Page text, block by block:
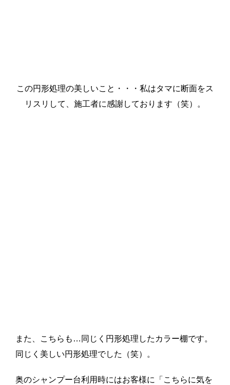
この円形処理の美しいこと・・・私はタマに断面をス
リスリして、施工者に感謝しております（笑）。
また、こちらも…同じく円形処理したカラー棚です。
同じく美しい円形処理でした（笑）。
奥のシャンプー台利用時にはお客様に「こちらに気を